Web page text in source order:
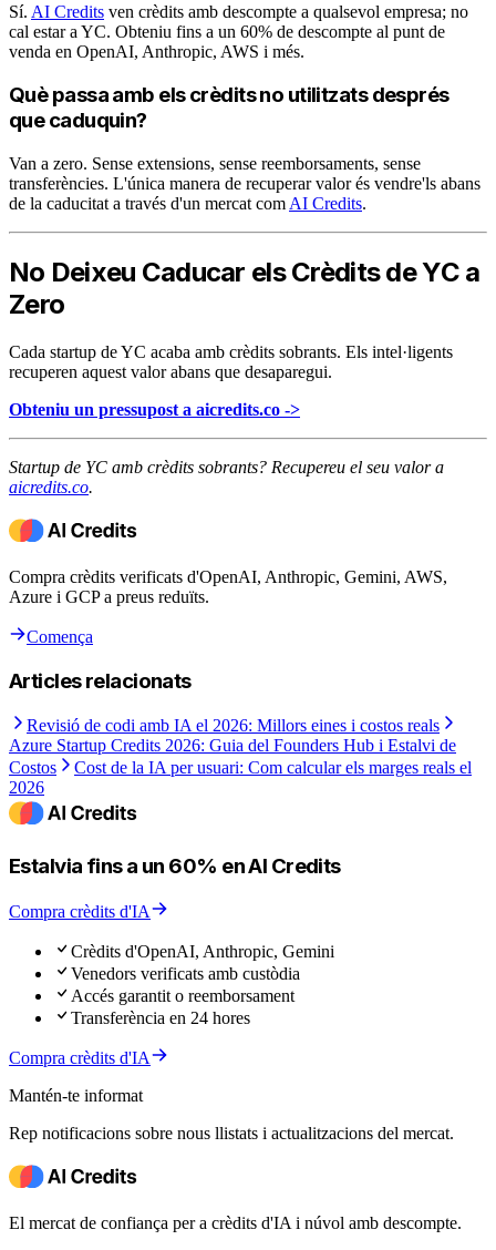
Sí. AI Credits ven crèdits amb descompte a qualsevol empresa; no
cal estar a YC. Obteniu fins a un 60% de descompte al punt de
venda en OpenAI, Anthropic, AWS i més.
Què passa amb els crèdits no utilitzats després
que caduquin?
Van a zero. Sense extensions, sense reemborsaments, sense
transferències. L'única manera de recuperar valor és vendre'ls abans
de la caducitat a través d'un mercat com AI Credits.
No Deixeu Caducar els Crèdits de YC a
Zero
Cada startup de YC acaba amb crèdits sobrants. Els intel·ligents
recuperen aquest valor abans que desaparegui.
Obteniu un pressupost a aicredits.co ->
Startup de YC amb crèdits sobrants? Recupereu el seu valor a
aicredits.co.
Compra crèdits verificats d'OpenAI, Anthropic, Gemini, AWS,
Azure i GCP a preus reduïts.
Comença
Articles relacionats
Revisió de codi amb IA el 2026: Millors eines i costos reals
Azure Startup Credits 2026: Guia del Founders Hub i Estalvi de
Costos
Cost de la IA per usuari: Com calcular els marges reals el
2026
Estalvia fins a un 60% en AI Credits
Compra crèdits d'IA
Crèdits d'OpenAI, Anthropic, Gemini
Venedors verificats amb custòdia
Accés garantit o reemborsament
Transferència en 24 hores
Compra crèdits d'IA
Mantén-te informat
Rep notificacions sobre nous llistats i actualitzacions del mercat.
El mercat de confiança per a crèdits d'IA i núvol amb descompte.